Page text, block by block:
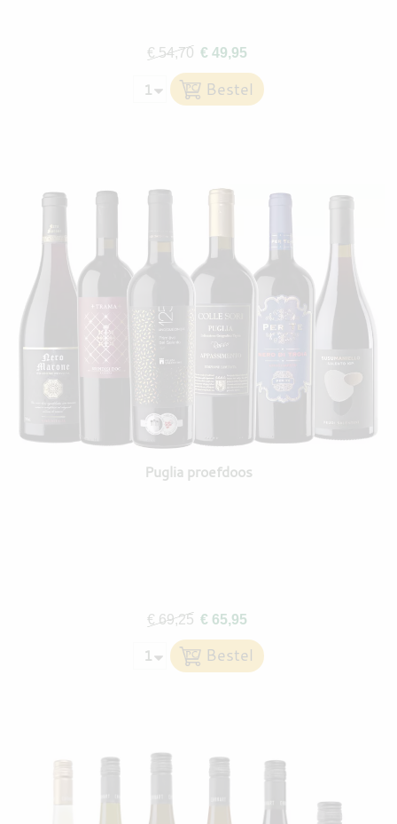
€ 54,70 € 49,95
Puglia proefdoos
€ 69,25 € 65,95